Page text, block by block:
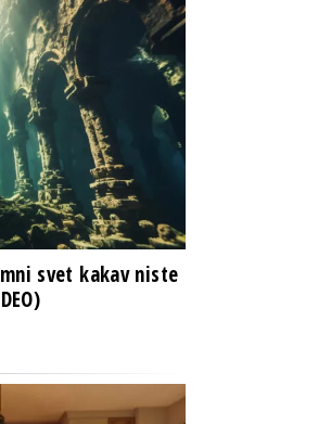
svet kakav niste